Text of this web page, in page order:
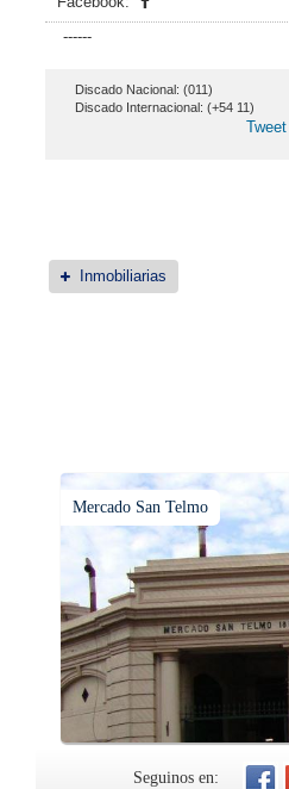
------
Discado Nacional: (011)
Discado Internacional: (+54 11)
Tweet
Inmobiliarias
Mercado San Telmo
Seguinos en: